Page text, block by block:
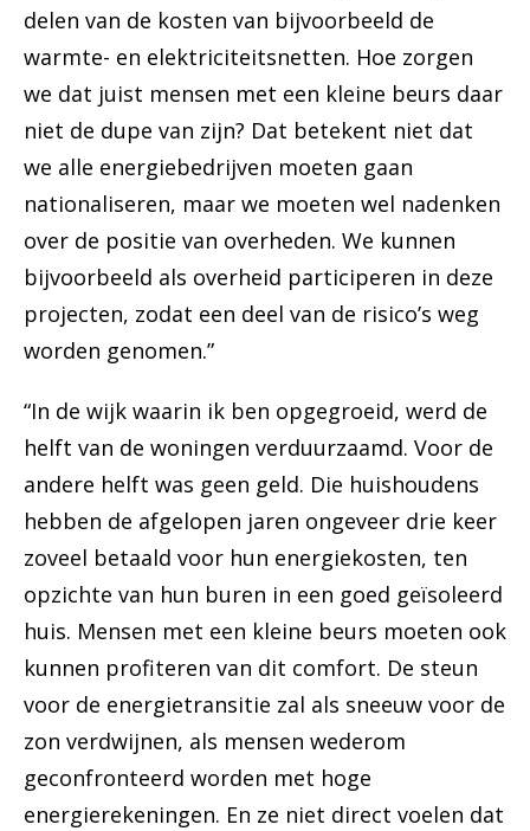
delen van de kosten van bijvoorbeeld de
warmte- en elektriciteitsnetten. Hoe zorgen
we dat juist mensen met een kleine beurs daar
niet de dupe van zijn? Dat betekent niet dat
we alle energiebedrijven moeten gaan
nationaliseren, maar we moeten wel nadenken
over de positie van overheden. We kunnen
bijvoorbeeld als overheid participeren in deze
projecten, zodat een deel van de risico’s weg
worden genomen.”
“In de wijk waarin ik ben opgegroeid, werd de
helft van de woningen verduurzaamd. Voor de
andere helft was geen geld. Die huishoudens
hebben de afgelopen jaren ongeveer drie keer
zoveel betaald voor hun energiekosten, ten
opzichte van hun buren in een goed geïsoleerd
huis. Mensen met een kleine beurs moeten ook
kunnen profiteren van dit comfort. De steun
voor de energietransitie zal als sneeuw voor de
zon verdwijnen, als mensen wederom
geconfronteerd worden met hoge
energierekeningen. En ze niet direct voelen dat